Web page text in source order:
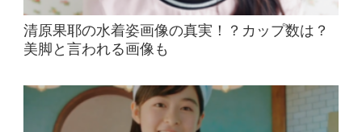
清原果耶の水着姿画像の真実！？カップ数は？
美脚と言われる画像も